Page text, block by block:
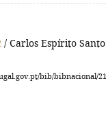
/ Carlos Espírito
bib/bibnacional/